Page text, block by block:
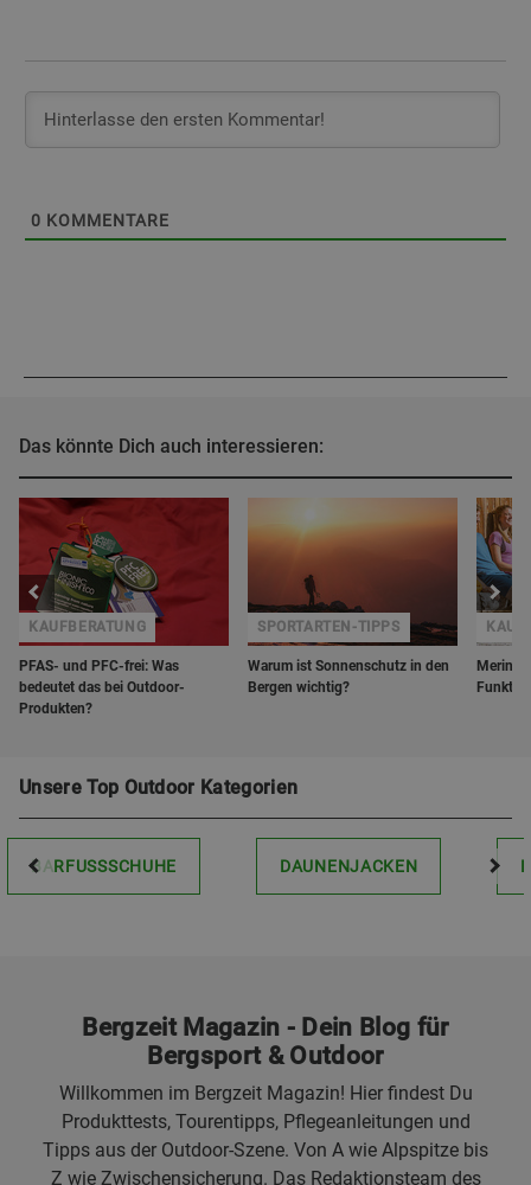
0 KOMMENTARE
Das könnte Dich auch interessieren:
PFAS- und PFC-frei: Was
bedeutet das bei Outdoor-
Produkten?
KAUFBERATUNG
Warum ist Sonnenschutz in den
Bergen wichtig?
SPORTARTEN-TIPPS
Merino
Unsere Top Outdoor Kategorien
BARFUSSSCHUHE DAUNENJACKEN
Bergzeit Magazin - Dein Blog für
Bergsport & Outdoor
Willkommen im Bergzeit Magazin! Hier findest Du
Produkttests, Tourentipps, Pflegeanleitungen und
Tipps aus der Outdoor-Szene. Von A wie Alpspitze bis
Z wie Zwischensicherung. Das Redaktionsteam des